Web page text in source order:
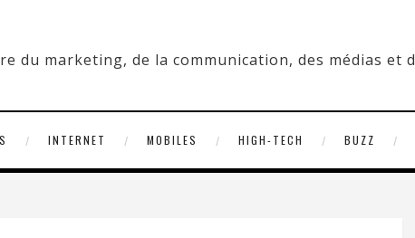
INTERNET MOBILES HIGH-TECH BUZZ